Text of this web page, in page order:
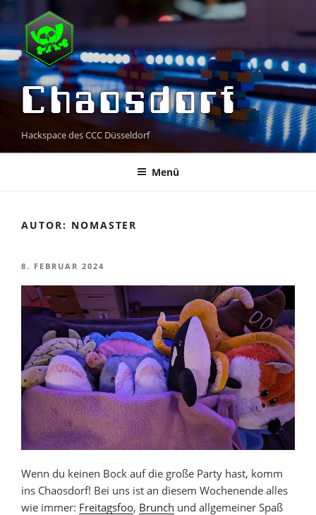
Zum
Inhalt
springen
Chaosdorf
Hackspace des CCC Düsseldorf
Menü
AUTOR: NOMASTER
VERÖFFENTLICHT
8. FEBRUAR 2024
Wenn du keinen Bock auf die große Party hast, komm
ins Chaosdorf! Bei uns ist an diesem Wochenende alles
wie immer: Freitagsfoo, Brunch und allgemeiner Spaß